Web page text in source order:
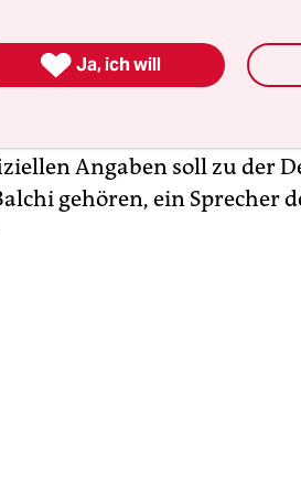
glich einem
aber auch aus Angst vor
Angaben soll zu der
gehören, ein Sprecher
 Ja, ich will